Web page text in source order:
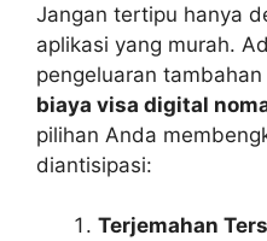
Jangan tertipu hanya
aplikasi yang murah.
pengeluaran
biaya visa digital
pilihan Anda
diantisipasi:
Terjemahan